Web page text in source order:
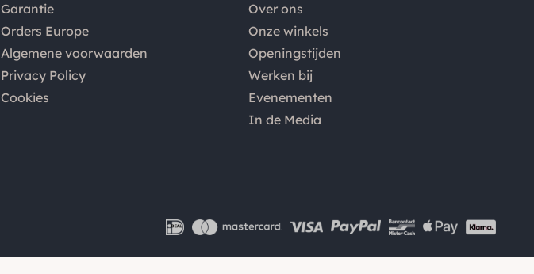
worden aangetekend en verzekerd verstuurd. Voor
de verzendkosten buiten Nederland en België
verwijzen wij je graag door naar "
Kies je voor afhalen bij een pakketpunt maar wordt
het pakket niet afgehaald? Dan retourneren wij het
Is een product dat je besteld hebt niet naar wens?
Dan kan je het product altijd retourneren binnen 14
dagen. De retourkosten bedragen € 6.75 en zijn voor
Garantie
Orders Europe
Algemene voorwaarden
Privacy Policy
Cookies
Over ons
Onze winkels
Openingstijden
Werken bij
Evenementen
In de Media